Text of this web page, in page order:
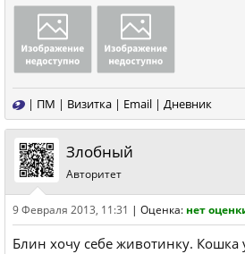
| ПМ | Визитка | Email | Дневник
Злобный
Авторитет
9 Февраля 2013, 11:31 | Оценка: нет
Блин хочу себе животинку. Кошка